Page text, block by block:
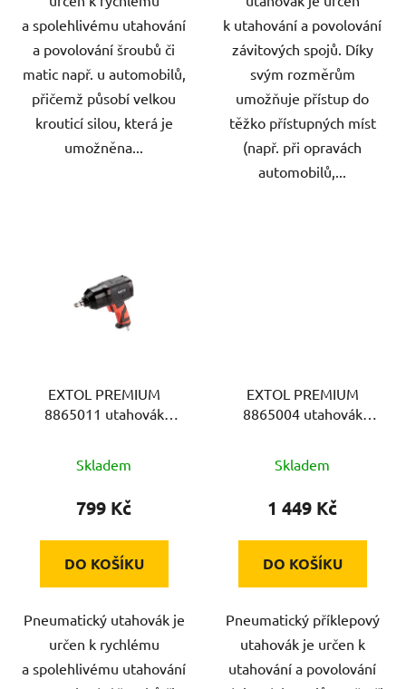
a spolehlivému utahování
a povolování šroubů či
matic např. u automobilů,
přičemž působí velkou
krouticí silou, která je
umožněna...
k utahování a povolování
závitových spojů. Díky
svým rozměrům
umožňuje přístup do
těžko přístupných míst
(např. při opravách
automobilů,...
EXTOL PREMIUM
8865011 utahovák
Skladem
799 Kč
DO KOŠÍKU
Pneumatický utahovák je
určen k rychlému
a spolehlivému utahování
EXTOL PREMIUM
8865004 utahovák
15ks
Skladem
1 449 Kč
DO KOŠÍKU
Pneumatický příklepový
utahovák je určen k
utahování a povolování